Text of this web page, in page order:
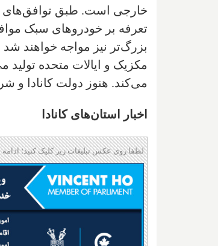
تعرفه بر خودروهای سبک
بزرگ‌تر نیز مواجه خواهند شد
مکزیک و ایالات متحده تولید
می‌کند. هنوز دولت کانادا و
اخبار استان‌های کانادا
لطفا روی عکس تبلیغات زیر کلیک کنید؛